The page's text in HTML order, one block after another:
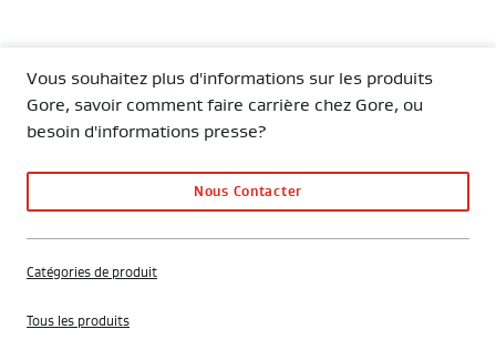
Vous souhaitez plus d'informations sur les produits
Gore, savoir comment faire carrière chez Gore, ou
besoin d'informations presse?
Nous Contacter
Catégories de produit
Tous les produits